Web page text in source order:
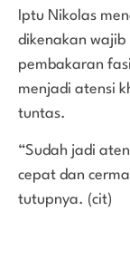
Iptu Nikolas
dikenakan wajib
pembakaran
menjadi atensi
tuntas.
“Sudah jadi
cepat dan
tutupnya. (cit)